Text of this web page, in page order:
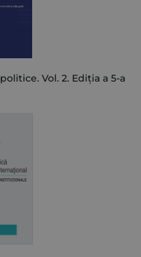
Vol. 2. Ediția a 5-a